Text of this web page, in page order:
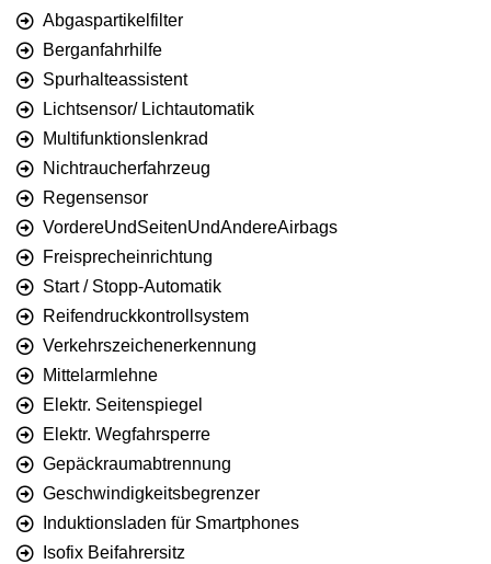
Abgaspartikelfilter
Berganfahrhilfe
Spurhalteassistent
Lichtsensor/ Lichtautomatik
Multifunktionslenkrad
Nichtraucherfahrzeug
Regensensor
VordereUndSeitenUndAndereAirbags
Freisprecheinrichtung
Start / Stopp-Automatik
Reifendruckkontrollsystem
Verkehrszeichenerkennung
Mittelarmlehne
Elektr. Seitenspiegel
Elektr. Wegfahrsperre
Gepäckraumabtrennung
Geschwindigkeitsbegrenzer
Induktionsladen für Smartphones
Isofix Beifahrersitz